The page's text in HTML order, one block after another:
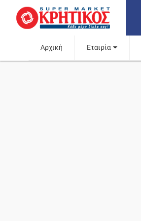
Αρχική Εταιρία